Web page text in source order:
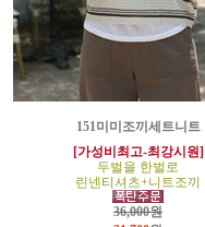
151미미조끼세트니트
[가성비최고-최강시원]
두벌을 한벌로
린넨티셔츠+니트조끼
36,000원